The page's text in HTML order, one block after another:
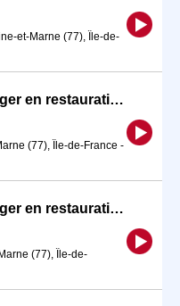
et-Marne (77), Île-de-
Assistant / Assistante manager en restauration rapide (H/F)
(77), Île-de-France -
Assistant / Assistante manager en restauration rapide (H/F)
(77), Île-de-